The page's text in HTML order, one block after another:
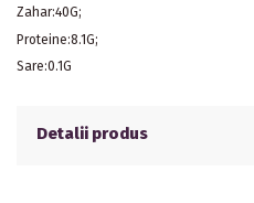
Zahar:40G;
Proteine:8.1G;
Sare:0.1G
Detalii produs